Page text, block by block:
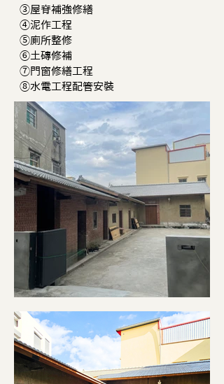
③屋脊補強修繕
④泥作工程
⑤廁所整修
⑥土磚修補
⑦門窗修繕工程
⑧水電工程配管安裝